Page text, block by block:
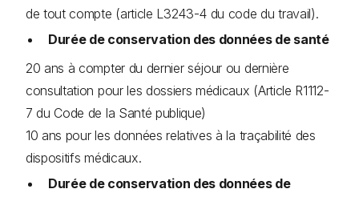
de tout compte (article L3243-4 du code du travail).
Durée de conservation des données de santé
20 ans à compter du dernier séjour ou dernière
consultation pour les dossiers médicaux (Article R1112-
7 du Code de la Santé publique)
10 ans pour les données relatives à la traçabilité des
dispositifs médicaux.
Durée de conservation des données de